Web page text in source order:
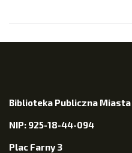
Biblioteka Publiczna Miasta
NIP: 925-18-44-094
Plac Farny 3